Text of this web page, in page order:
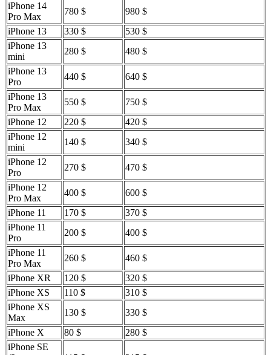
iPhone 14
Pro Max
780 $
980 $
iPhone 13
330 $
530 $
iPhone 13
mini
280 $
480 $
iPhone 13
Pro
440 $
640 $
iPhone 13
Pro Max
550 $
750 $
iPhone 12
220 $
420 $
iPhone 12
mini
140 $
340 $
iPhone 12
Pro
270 $
470 $
iPhone 12
Pro Max
400 $
600 $
iPhone 11
170 $
370 $
iPhone 11
Pro
200 $
400 $
iPhone 11
Pro Max
260 $
460 $
iPhone XR
120 $
320 $
iPhone XS
110 $
310 $
iPhone XS
Max
130 $
330 $
iPhone X
80 $
280 $
iPhone SE